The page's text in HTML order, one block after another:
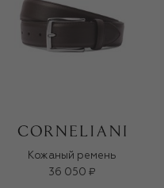
Кожаный ремень
36 050 ₽